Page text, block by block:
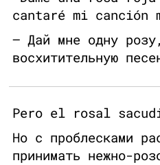
cantaré mi canción
— Дай мне одну
восхитительную
Pero el rosal
Но с проблесками
принимать нежно-